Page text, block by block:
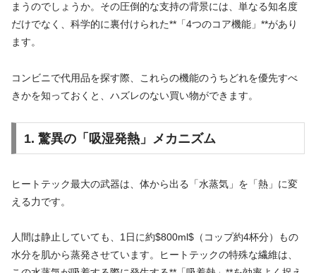
まうのでしょうか。その圧倒的な支持の背景には、単なる知名度
だけでなく、科学的に裏付けられた**「4つのコア機能」**があり
ます。
コンビニで代用品を探す際、これらの機能のうちどれを優先すべ
きかを知っておくと、ハズレのない買い物ができます。
1. 驚異の「吸湿発熱」メカニズム
ヒートテック最大の武器は、体から出る「水蒸気」を「熱」に変
える力です。
人間は静止していても、1日に約$800ml$（コップ約4杯分）もの
水分を肌から蒸発させています。ヒートテックの特殊な繊維は、